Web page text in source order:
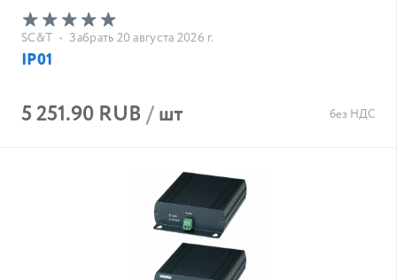
SC&T • Забрать 20 августа 2026 г.
IP01
5 251.90 RUB/шт без НДС